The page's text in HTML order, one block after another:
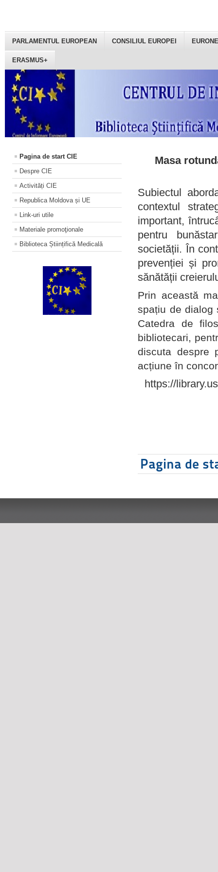
PARLAMENTUL EUROPEAN CONSILIUL EUROPEI
ERASMUS+
Pagina de start CIE
Despre CIE
Activități CIE
Republica Moldova și UE
Link-uri utile
Materiale promoţionale
Biblioteca Științifică Medicală
Masa
Subiectul
contextul
important,
pentru
societății. În
prevenției și
sănătății
Prin această
spațiu de dialog
Catedra de
bibliotecari,
discuta despre
acțiune în
https://
Pagina de